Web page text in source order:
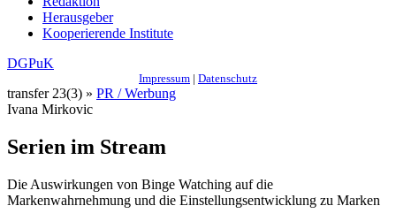
Herausgeber
Kooperierende Institute
DGPuK
Impressum | Datenschutz
transfer 23(3) » PR / Werbung
Ivana Mirkovic
Serien im Stream
Die Auswirkungen von Binge Watching auf die
Markenwahrnehmung und die Einstellungsentwicklung zu Marken